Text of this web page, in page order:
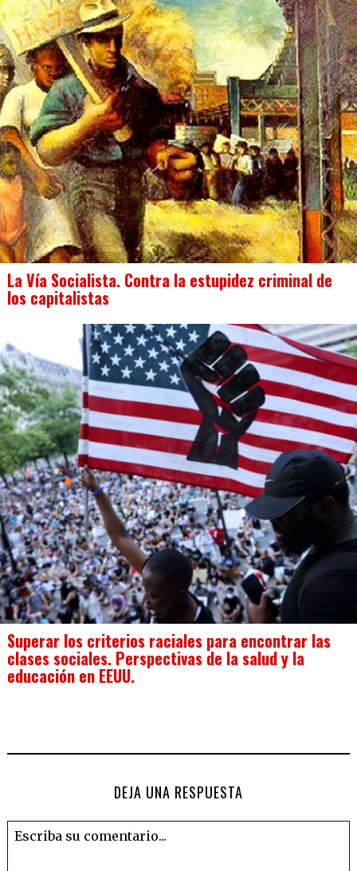
La Vía Socialista. Contra la estupidez criminal de
los capitalistas
Superar los criterios raciales para encontrar las
clases sociales. Perspectivas de la salud y la
educación en EEUU.
DEJA UNA RESPUESTA